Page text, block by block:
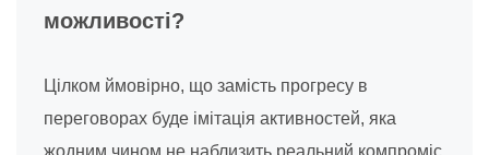
можливості?
Цілком ймовірно, що замість прогресу в
переговорах буде імітація активностей, яка
жодним чином не наблизить реальний компроміс